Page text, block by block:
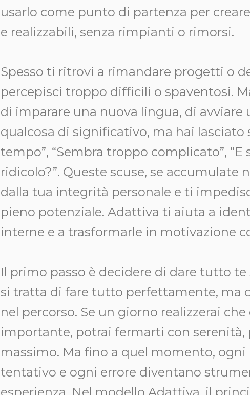
usarlo come punto di partenza per
e realizzabili, senza rimpianti o rimorsi.
Spesso ti ritrovi a rimandare progetti o
percepisci troppo difficili o spaventosi.
di imparare una nuova lingua, di
qualcosa di significativo, ma hai lasciato
tempo”, “Sembra troppo complicato”, “E
ridicolo?”. Queste scuse, se accumulate
dalla tua integrità personale e ti
pieno potenziale. Adattiva ti aiuta a
interne e a trasformarle in motivazione
Il primo passo è decidere di dare tutto
si tratta di fare tutto perfettamente, ma
nel percorso. Se un giorno realizzerai
importante, potrai fermarti con serenità,
massimo. Ma fino a quel momento, ogni
tentativo e ogni errore diventano
esperienza. Nel modello Adattiva, il